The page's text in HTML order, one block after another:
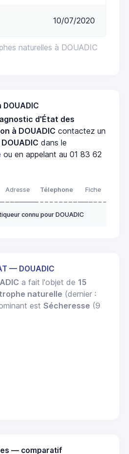
naturelles à DOUADIC
10/07/2020
d'État des
à DOUADIC contactez un
dans le
ou en appelant au 01 83 62
Adresse Télephone Fiche
connu pour DOUADIC
— DOUADIC
a fait l'objet de 15
naturelle (dernier :
est Sécheresse (9
— comparatif